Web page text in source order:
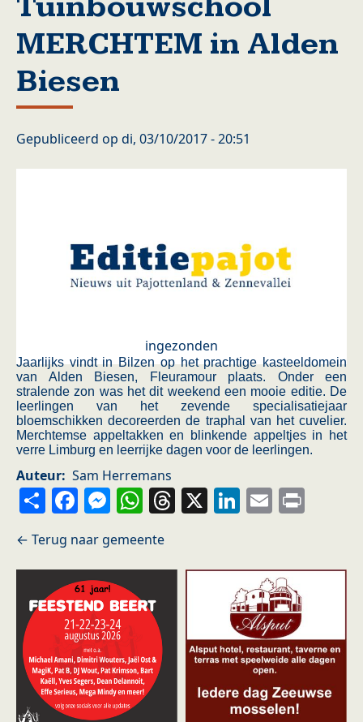
MERCHTEM in Alden
Biesen
Gepubliceerd op di, 03/10/2017 - 20:51
ingezonden
Jaarlijks vindt in Bilzen op het prachtige kasteeldomein
van Alden Biesen, Fleuramour plaats. Onder een
stralende zon was het dit weekend een mooie editie. De
leerlingen van het zevende specialisatiejaar
bloemschikken decoreerden de traphal van het cuvelier.
Merchtemse appeltakken en blinkende appeltjes in het
verre Limburg en leerrijke dagen voor de leerlingen.
Auteur Sam Herremans
ShareFacebook
Messenger
WhatsApp
Threads
X LinkedIn
Email